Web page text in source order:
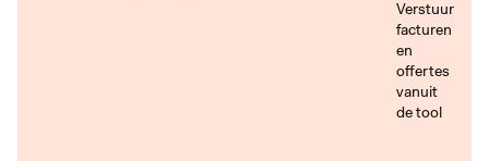
Verstuur
facturen
en
offertes
vanuit
de tool